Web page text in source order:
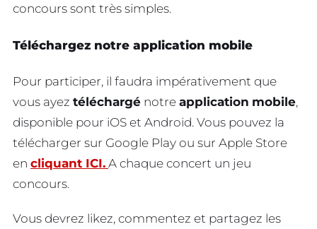
concours sont très simples.
Téléchargez notre application mobile
Pour participer, il faudra impérativement que
vous ayez téléchargé notre application mobile,
disponible pour iOS et Android. Vous pouvez la
télécharger sur Google Play ou sur Apple Store
en cliquant ICI. A chaque concert un jeu
concours.
Vous devrez likez, commentez et partagez les